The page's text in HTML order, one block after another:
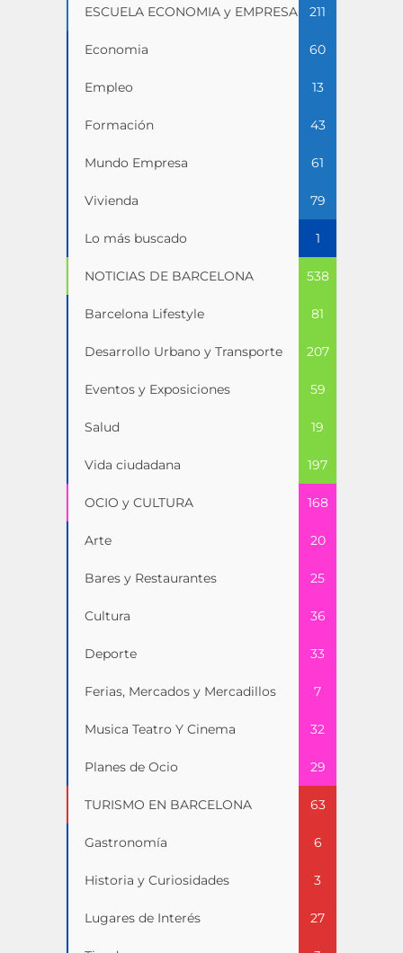
ESCUELA ECONOMIA y EMPRESA 211
Economia 60
Empleo 13
Formación 43
Mundo Empresa 61
Vivienda 79
Lo más buscado 1
NOTICIAS DE BARCELONA 538
Barcelona Lifestyle 81
Desarrollo Urbano y Transporte 207
Eventos y Exposiciones 59
Salud 19
Vida ciudadana 197
OCIO y CULTURA 168
Arte 20
Bares y Restaurantes 25
Cultura 36
Deporte 33
Ferias, Mercados y Mercadillos 7
Musica Teatro Y Cinema 32
Planes de Ocio 29
TURISMO EN BARCELONA 63
Gastronomía 6
Historia y Curiosidades 3
Lugares de Interés 27